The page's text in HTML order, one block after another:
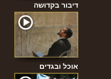
דיבור בקדושה
אוכל ובגדים